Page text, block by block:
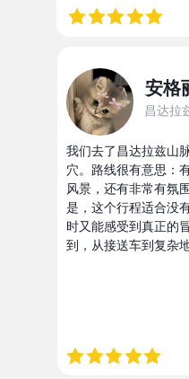
安格
昌达拉
我们去了昌达拉兹山
穴。路线很有意思：
风景，还有非常有氛
是，这个行程适合没
时又能感受到真正的
到，从接送车到复杂